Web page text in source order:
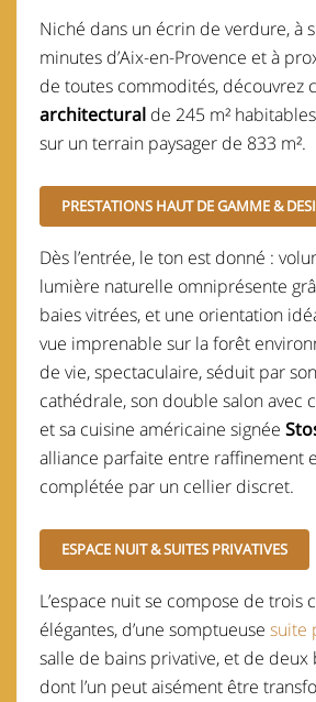
Niché dans un écrin de verdure, à
minutes d’Aix-en-Provence et à
de toutes commodités, découvrez
architectural de 245 m²
sur un terrain paysager de 833 m².
PRESTATIONS HAUT DE GAMME &
Dès l’entrée, le ton est donné :
lumière naturelle omniprésente
baies vitrées, et une orientation
vue imprenable sur la forêt
de vie, spectaculaire, séduit par
cathédrale, son double salon avec
et sa cuisine américaine signée
alliance parfaite entre raffinement
complétée par un cellier discret.
ESPACE NUIT & SUITES PRIVATIVES
L’espace nuit se compose de trois
élégantes, d’une somptueuse suite
salle de bains privative, et de deux
dont l’un peut aisément être